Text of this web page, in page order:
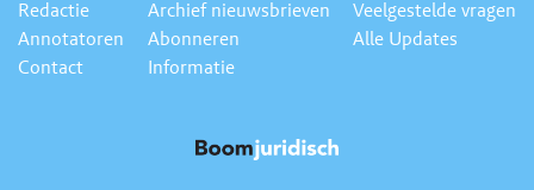
Redactie
Annotatoren
Contact
Archief nieuwsbrieven
Abonneren
Informatie
Veelgestelde vragen
Alle Updates